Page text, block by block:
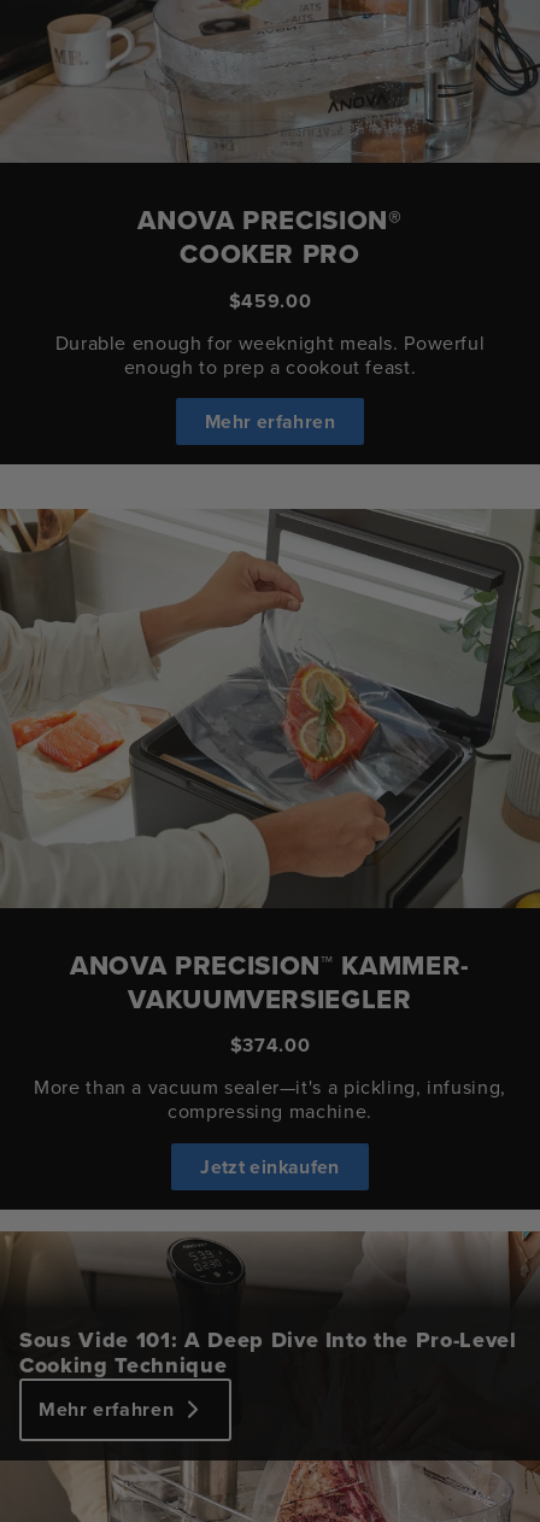
ANOVA PRECISION®
COOKER PRO
$459.00
Durable enough for weeknight meals. Powerful
enough to prep a cookout feast.
Mehr erfahren
ANOVA PRECISION™ KAMMER-
VAKUUMVERSIEGLER
$374.00
More than a vacuum sealer—it's a pickling, infusing,
compressing machine.
Jetzt einkaufen
Sous Vide 101: A Deep Dive Into the Pro-Level
Cooking Technique
Mehr erfahren